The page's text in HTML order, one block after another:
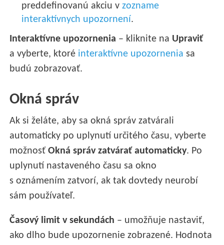
preddefinovanú akciu vzozname
interaktívnych upozornení.
Interaktívne upozornenia – kliknite na Upraviť
a vyberte, ktoré interaktívne upozornenia sa
budú zobrazovať.
Okná správ
Ak si želáte, aby sa okná správ zatvárali
automaticky po uplynutí určitého času, vyberte
možnosťOkná správ zatvárať automaticky. Po
uplynutí nastaveného času sa okno
s oznámením zatvorí, ak tak dovtedy neurobí
sám používateľ.
Časový limit v sekundách – umožňuje nastaviť,
ako dlho bude upozornenie zobrazené. Hodnota